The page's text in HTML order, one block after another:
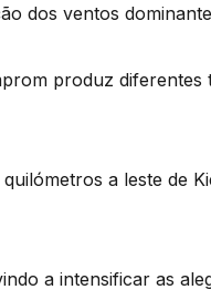
dos ventos
produz
a leste de
a intensificar as